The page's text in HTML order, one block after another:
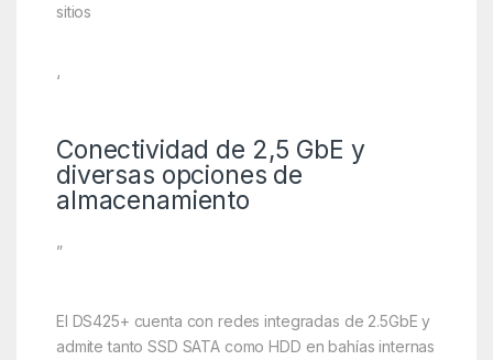
sitios
‘
Conectividad de 2,5 GbE y
diversas opciones de
almacenamiento
”
El DS425+ cuenta con redes integradas de 2.5GbE y
admite tanto SSD SATA como HDD en bahías internas